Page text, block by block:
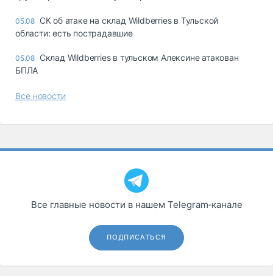
05.08 СК об атаке на склад Wildberries в Тульской
области: есть пострадавшие
05.08 Склад Wildberries в тульском Алексине атакован
БПЛА
Все новости
Все главные новости в нашем Telegram‑канале
ПОДПИСАТЬСЯ